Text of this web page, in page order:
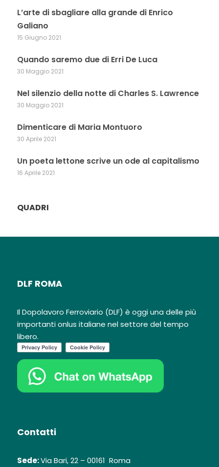
L’arte di sbagliare alla grande di Enrico
Galiano
15 Giugno 2021
Quando saremo due di Erri De Luca
30 Maggio 2021
Nel silenzio della notte di Charles S. Lawrence
30 Maggio 2021
Dimenticare di Maria Montuoro
30 Aprile 2021
Un poeta lettone scrive un ode al capitalismo
16 Aprile 2021
QUADRI
DLF ROMA
Il Dopolavoro Ferroviario (DLF) è oggi una delle più
importanti onlus italiane nel settore del tempo
libero.
Contatti
Sede:Via Bari, 22 – 00161 Roma